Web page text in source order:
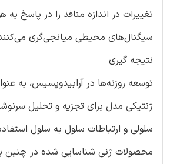
تغییرات در اندازه منافذ را در پاسخ به
سیگنال‌های محیطی میانجی‌گری می‌کنند
نتیجه گیری
توسعه روزنه‌ها در آرابیدوپسیس، به
ژنتیکی مدل برای تجزیه و تحلیل
سلولی و ارتباطات سلول به سلول
محصولات ژنی شناسایی شده در چنین